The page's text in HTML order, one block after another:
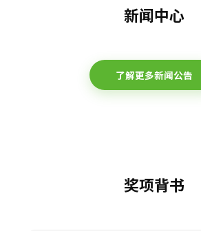
新闻中心
了解更多新闻公告
奖项背书